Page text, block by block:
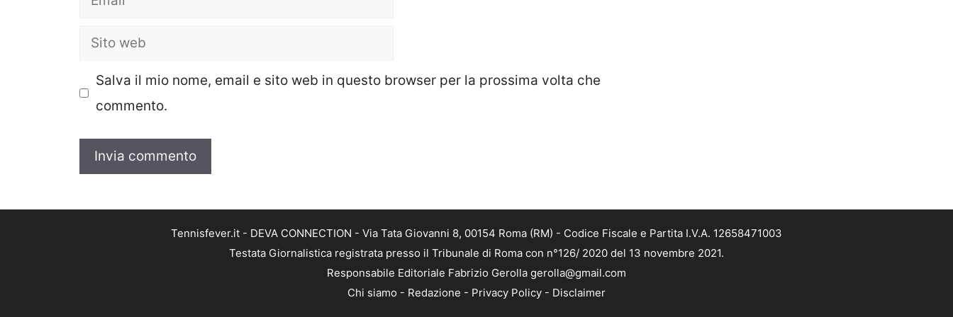
Sito
Salva il mio nome, email e sito web in questo browser per la prossima volta che
commento.
Tennisfever.it - DEVA CONNECTION - Via Tata Giovanni 8, 00154 Roma (RM) - Codice Fiscale e Partita I.V.A. 12658471003
Testata Giornalistica registrata presso il Tribunale di Roma con n°126/ 2020 del 13 novembre 2021.
Responsabile Editoriale Fabrizio Gerolla gerolla@gmail.com
Chi siamo - Redazione - Privacy Policy - Disclaimer